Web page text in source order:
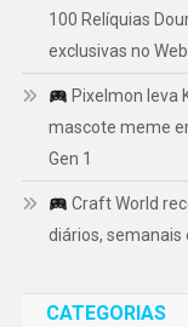
100 Relíquias
exclusivas no
Pixelmon leva
mascote meme
Gen 1
Craft World
diários, semanais
CATEGORIAS